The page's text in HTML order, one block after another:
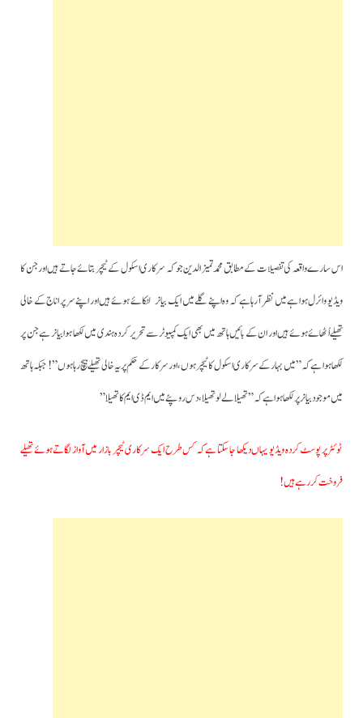
اس سارے واقعہ کی تفصیلات کے مطابق محمد تمیز الدین جو کہ سرکاری اسکول کے ٹیچر بتائے جاتے ہیں اورجن کا
ویڈیو وائرل ہوا ہے میں نظر آرہا ہے کہ وہ اپنے گلے میں ایک بیانر لٹکائے ہوئے ہیں اور اپنے سر پر اناج کے خالی
تھیلےاُ ٹھائے ہوئے ہیں اور ان کے بائیں ہاتھ میں بھی ایک کمپیوٹر سے تحریر کردہ ہندی میں لکھا ہوا بیانر ہے جن پر
لکھا ہوا ہے کہ ” میں بہار کے سرکاری اسکول کا ٹیچر ہوں،اور سرکارکے حکم پر یہ خالی تھیلے بیچ رہا ہوں”! جبکہ ہاتھ
میں موجود بیانر پر لکھا ہوا ہے کہ ” تھیلا لے لو تھیلا،دس روپئے میں ایم ڈی ایم کا تھیلا”
ٹوئٹر پر پوسٹ کردہ ویڈیو یہاں دیکھا جاسکتا ہے کہ کس طرح ایک سرکاری ٹیچر بازار میں آواز لگاتے ہوئے تھیلے
فروخت کررہے ہیں!